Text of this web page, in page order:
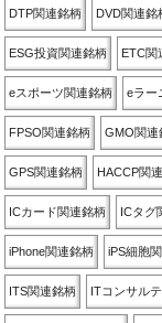
DTP関連銘柄 DVD関連銘
ESG投資関連銘柄 ETC関
eスポーツ関連銘柄 eラー
FPSO関連銘柄 GMO関連
GPS関連銘柄 HACCP関
ICカード関連銘柄 ICタグ
iPhone関連銘柄 iPS細胞
ITS関連銘柄 ITコンサル